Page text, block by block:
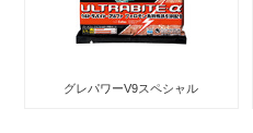
グレパワーV9スペシャル